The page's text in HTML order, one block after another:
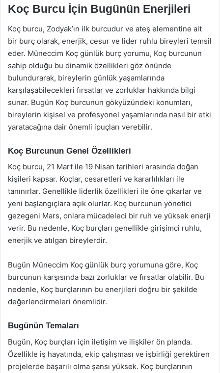
Koç Burcu İçin Bugünün Enerjileri
Koç burcu, Zodyak’ın ilk burcudur ve ateş elementine ait
bir burç olarak, enerjik, cesur ve lider ruhlu bireyleri temsil
eder. Müneccim Koç günlük burç yorumu, Koç burcunun
sahip olduğu bu dinamik özellikleri göz önünde
bulundurarak, bireylerin günlük yaşamlarında
karşılaşabilecekleri fırsatlar ve zorluklar hakkında bilgi
sunar. Bugün Koç burcunun gökyüzündeki konumları,
bireylerin kişisel ve profesyonel yaşamlarında nasıl bir etki
yaratacağına dair önemli ipuçları verebilir.
Koç Burcunun Genel Özellikleri
Koç burcu, 21 Mart ile 19 Nisan tarihleri arasında doğan
kişileri kapsar. Koçlar, cesaretleri ve kararlılıkları ile
tanınırlar. Genellikle liderlik özellikleri ile öne çıkarlar ve
yeni başlangıçlara açık olurlar. Koç burcunun yönetici
gezegeni Mars, onlara mücadeleci bir ruh ve yüksek enerji
verir. Bu nedenle, Koç burçları genellikle girişimci ruhlu,
enerjik ve atılgan bireylerdir.
Bugün Müneccim Koç günlük burç yorumuna göre, Koç
burcunun karşısında bazı zorluklar ve fırsatlar olabilir. Bu
nedenle, Koç burçlarının bu enerjileri doğru bir şekilde
değerlendirmeleri önemlidir.
Bugünün Temaları
Bugün, Koç burçları için iletişim ve ilişkiler ön planda.
Özellikle iş hayatında, ekip çalışması ve işbirliği gerektiren
projelerde başarılı olma şansı yüksek. Koç burçlarının